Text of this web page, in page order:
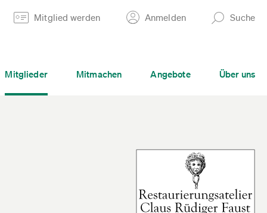
Mitglied werden Anmelden Suche
Mitglieder Mitmachen Angebote Über uns